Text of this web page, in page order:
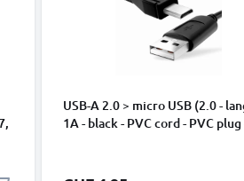
USB-A 2.0 > micro USB (2.0 -
1A - black - PVC cord - PVC plug